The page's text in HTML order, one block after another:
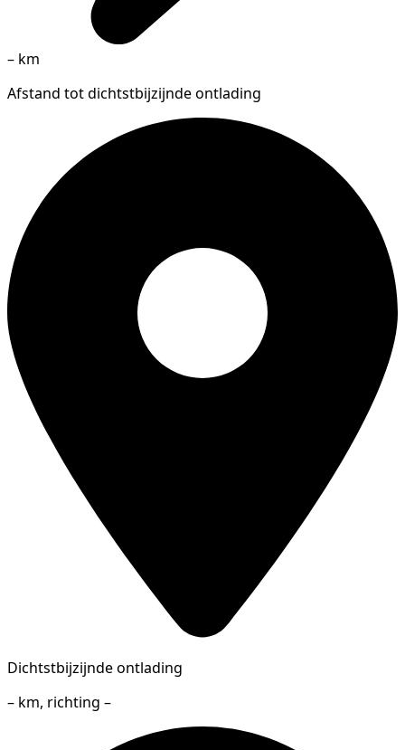
– km
Afstand tot dichtstbijzijnde ontlading
Dichtstbijzijnde ontlading
– km, richting –